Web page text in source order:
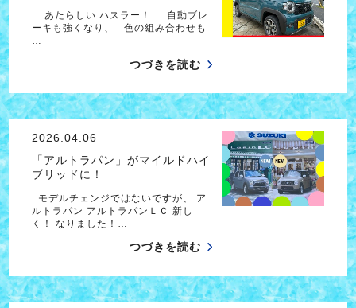
あたらしい ハスラー！ 自動ブレ
ーキも強くなり、 色の組み合わせも
…
つづきを読む
2026.04.06
「アルトラパン」がマイルドハイ
ブリッドに！
モデルチェンジではないですが、 ア
ルトラパン アルトラパンＬＣ 新し
く！ なりました！…
つづきを読む